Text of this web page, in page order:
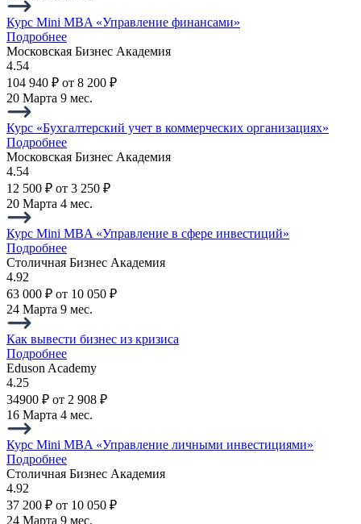
Курс Mini MBA «Управление финансами»
Подробнее
Московская Бизнес Академия
4.54
104 940 ₽ от 8 200 ₽
20 Марта 9 мес.
Курс «Бухгалтерский учет в коммерческих организациях»
Подробнее
Московская Бизнес Академия
4.54
12 500 ₽ от 3 250 ₽
20 Марта 4 мес.
Курс Mini MBA «Управление в сфере инвестиций»
Подробнее
Столичная Бизнес Академия
4.92
63 000 ₽ от 10 050 ₽
24 Марта 9 мес.
Как вывести бизнес из кризиса
Подробнее
Eduson Academy
4.25
34900 ₽ от 2 908 ₽
16 Марта 4 мес.
Курс Mini MBA «Управление личными инвестициями»
Подробнее
Столичная Бизнес Академия
4.92
37 200 ₽ от 10 050 ₽
24 Марта 9 мес.